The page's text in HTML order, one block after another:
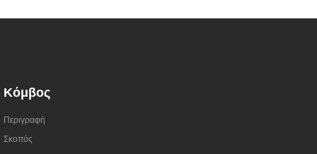
Κόμβος
Περιγραφή
Σκοπός